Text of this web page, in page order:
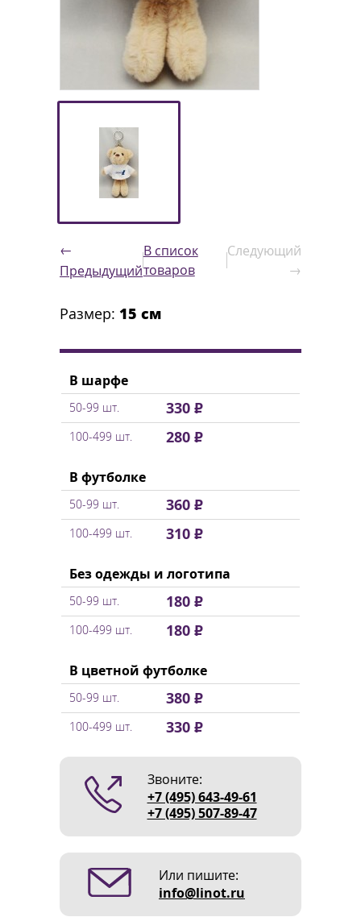
←
Предыдущий
В список
товаров
Следующий
→
Размер: 15 см
В шарфе
50-99 шт. 330 ₽
100-499 шт. 280 ₽
В футболке
50-99 шт. 360 ₽
100-499 шт. 310 ₽
Без одежды и логотипа
50-99 шт. 180 ₽
100-499 шт. 180 ₽
В цветной футболке
50-99 шт. 380 ₽
100-499 шт. 330 ₽
Звоните:
+7 (495) 643-49-61
+7 (495) 507-89-47
Или пишите:
info@linot.ru